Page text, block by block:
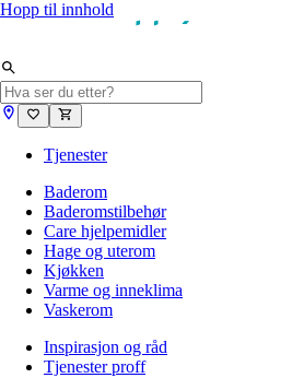
Hopp til innhold
Tjenester
Baderom
Baderomstilbehør
Care hjelpemidler
Hage og uterom
Kjøkken
Varme og inneklima
Vaskerom
Inspirasjon og råd
Tjenester proff